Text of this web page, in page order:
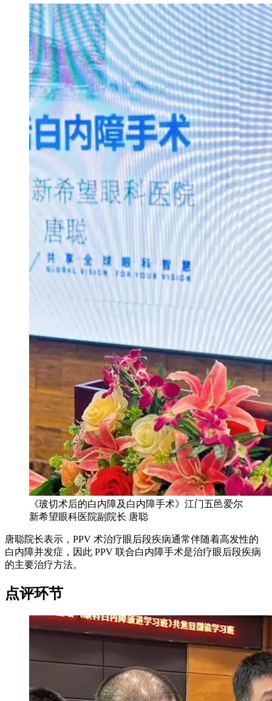
《玻切术后的白内障及白内障手术》江门五邑爱尔
新希望眼科医院副院长 唐聪
唐聪院长表示，PPV 术治疗眼后段疾病通常伴随着高发性的
白内障并发症，因此 PPV 联合白内障手术是治疗眼后段疾病
的主要治疗方法。
点评环节